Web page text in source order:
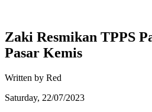
Zaki Resmikan TPPS
Pasar Kemis
Written by Red
Saturday, 22/07/2023